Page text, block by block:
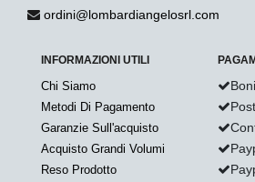
ordini@lombardiangelosrl.com
INFORMAZIONI UTILI
Chi Siamo
Metodi Di Pagamento
Garanzie Sull'acquisto
Acquisto Grandi Volumi
Reso Prodotto